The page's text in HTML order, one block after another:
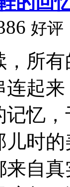
好评
所
连起
忆
儿时
自